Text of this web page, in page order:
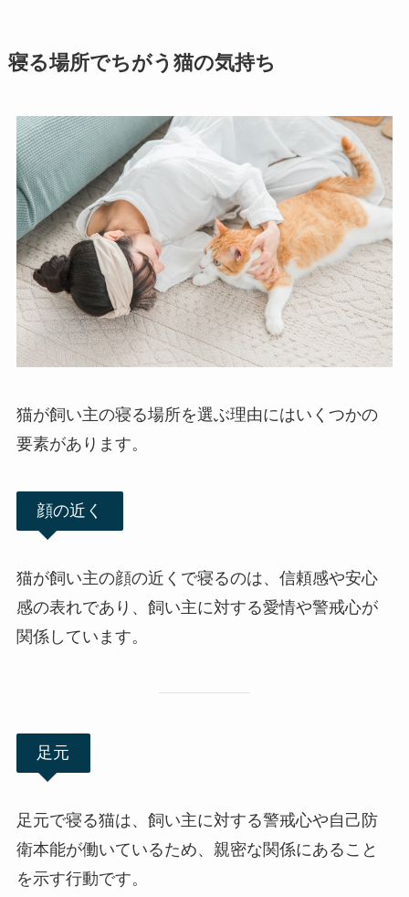
寝る場所でちがう猫の気持ち
猫が飼い主の寝る場所を選ぶ理由にはいくつかの
要素があります。
顔の近く
猫が飼い主の顔の近くで寝るのは、信頼感や安心
感の表れであり、飼い主に対する愛情や警戒心が
関係しています。
足元
足元で寝る猫は、飼い主に対する警戒心や自己防
衛本能が働いているため、親密な関係にあること
を示す行動です。